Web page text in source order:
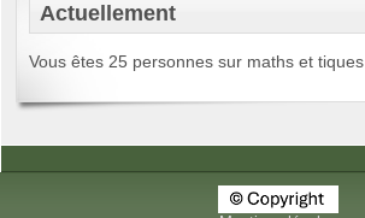
Actuellement
Vous êtes 25 personnes sur maths et tiques